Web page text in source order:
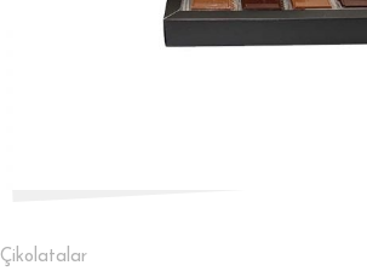
Çikolatalar